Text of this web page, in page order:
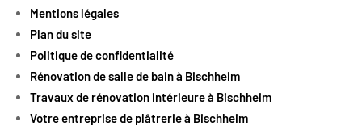
Mentions légales
Plan du site
Politique de confidentialité
Rénovation de salle de bain à Bischheim
Travaux de rénovation intérieure à Bischheim
Votre entreprise de plâtrerie à Bischheim